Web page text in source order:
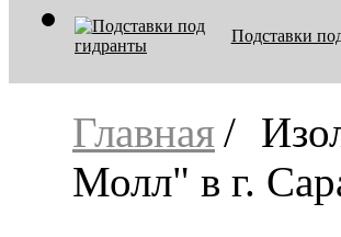
Подставки
Главная
Молл" в г.